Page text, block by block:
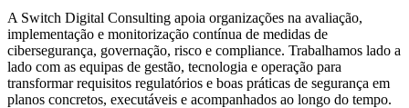
A Switch Digital Consulting apoia organizações na avaliação,
implementação e monitorização contínua de medidas de
cibersegurança, governação, risco e compliance. Trabalhamos lado a
lado com as equipas de gestão, tecnologia e operação para
transformar requisitos regulatórios e boas práticas de segurança em
planos concretos, executáveis e acompanhados ao longo do tempo.